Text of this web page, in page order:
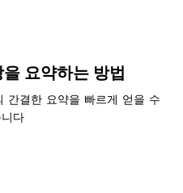
요약하는 방법
결한 요약을 빠르게 얻을 수
다